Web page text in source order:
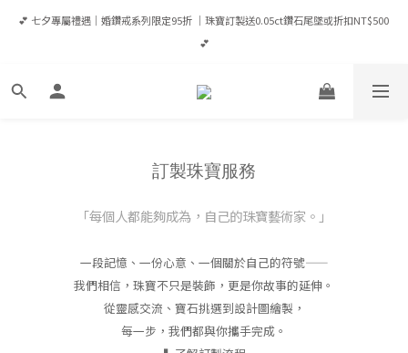
💕 七夕專屬禮遇｜婚鑽戒系列限定95折 ｜珠寶訂製送0.05ct鑽石尾墜或折扣NT$500
💕
💕 七夕專屬禮遇｜婚鑽戒系列限定95折 ｜珠寶訂製送0.05ct鑽石尾墜或折扣NT$500
💕
登入會員享優惠💎滿NT$65,000成為VIP享全年95折/ 滿NT$100,000成為VVIP享全年9
USD$1,600宅配免運
💕 七夕專屬禮遇｜婚鑽戒系列限定95折 ｜珠寶訂製送0.05ct鑽石尾墜或折扣NT$500
訂製珠寶服務
「每個人都能夠成為，自己的珠寶藝術家。」
一段記憶、一份心意、一個關於自己的符號——
我們相信，珠寶不只是裝飾，更是你故事的延伸。
從靈感交流、寶石挑選到設計圖繪製，
每一步，我們都與你攜手完成。